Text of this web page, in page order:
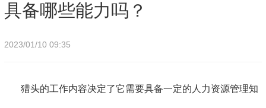
具备哪些能力吗？
2023/01/10 09:35
猎头的工作内容决定了它需要具备一定的人力资源管理知